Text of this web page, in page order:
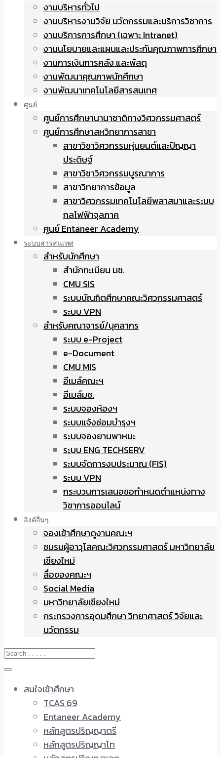
งานบริหารทั่วไป
งานบริหารงานวิจัย นวัตกรรมและบริการวิชาการ
งานบริการการศึกษา (เฉพาะ Intranet)
งานนโยบายและแผนและประกันคุณภาพการศึกษา
งานการเงินการคลัง และพัสดุ
งานพัฒนาคุณภาพนักศึกษา
งานพัฒนาเทคโนโลยีสารสนเทศ
ศูนย์
ศูนย์การศึกษานานาชาติทางวิศวกรรมศาสตร์
ศูนย์การศึกษาสหวิทยาการสาขา
สาขาวิชาวิศวกรรมหุ่นยนต์และปัญญา
ประดิษฐ์
สาขาวิชาวิศวกรรมบูรณาการ
สาขาวิทยาการข้อมูล
สาขาวิศวกรรมเทคโนโลยีพลาสมาและระบบ
กลไฟฟ้าจุลภาค
ศูนย์ Entaneer Academy
ระบบสารสนเทศ
สำหรับนักศึกษา
สำนักทะเบียน มช.
CMU SIS
ระบบบัณฑิตศึกษาคณะวิศวกรรมศาสตร์
ระบบ VPN
สำหรับคณาจารย์/บุคลากร
ระบบ e-Project
e-Document
CMU MIS
อีเมล์คณะฯ
อีเมล์มช.
ระบบจองห้องฯ
ระบบแจ้งซ่อมบำรุงฯ
ระบบจองยานพาหนะ
ระบบ ENG TECHSERV
ระบบจัดการงบประมาณ (FIS)
ระบบ VPN
กระบวนการเสนอขอกำหนดตำแหน่งทาง
วิชาการออนไลน์
ลิงค์อื่นๆ
จองเข้าศึกษาดูงานคณะฯ
ชมรมผู้อาวุโสคณะวิศวกรรมศาสตร์ มหาวิทยาลัย
เชียงใหม่
สื่อของคณะฯ
Social Media
มหาวิทยาลัยเชียงใหม่
กระทรวงการอุดมศึกษา วิทยาศาสตร์ วิจัยและ
นวัตกรรม
สนใจเข้าศึกษา
TCAS 69
Entaneer Academy
หลักสูตรปริญญาตรี
หลักสูตรปริญญาโท